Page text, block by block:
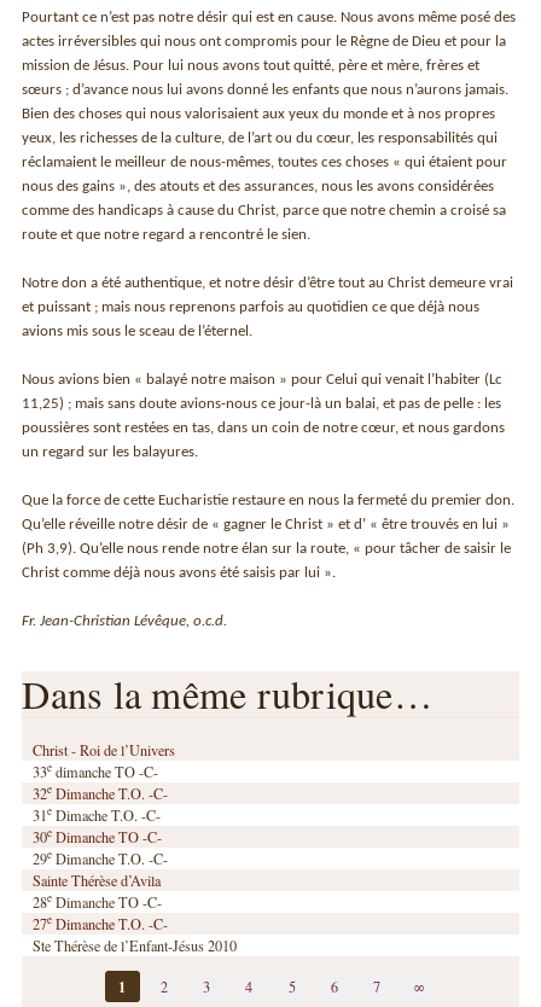
Pourtant ce n’est pas notre désir qui est en cause. Nous avons même posé des
actes irréversibles qui nous ont compromis pour le Règne de Dieu et pour la
mission de Jésus. Pour lui nous avons tout quitté, père et mère, frères et
sœurs ; d’avance nous lui avons donné les enfants que nous n’aurons jamais.
Bien des choses qui nous valorisaient aux yeux du monde et à nos propres
yeux, les richesses de la culture, de l’art ou du cœur, les responsabilités qui
réclamaient le meilleur de nous-mêmes, toutes ces choses « qui étaient pour
nous des gains », des atouts et des assurances, nous les avons considérées
comme des handicaps à cause du Christ, parce que notre chemin a croisé sa
route et que notre regard a rencontré le sien.
Notre don a été authentique, et notre désir d’être tout au Christ demeure vrai
et puissant ; mais nous reprenons parfois au quotidien ce que déjà nous
avions mis sous le sceau de l’éternel.
Nous avions bien « balayé notre maison » pour Celui qui venait l’habiter (Lc
11,25) ; mais sans doute avions-nous ce jour-là un balai, et pas de pelle : les
poussières sont restées en tas, dans un coin de notre cœur, et nous gardons
un regard sur les balayures.
Que la force de cette Eucharistie restaure en nous la fermeté du premier don.
Qu’elle réveille notre désir de « gagner le Christ » et d’ « être trouvés en lui »
(Ph 3,9). Qu’elle nous rende notre élan sur la route, « pour tâcher de saisir le
Christ comme déjà nous avons été saisis par lui ».
Fr. Jean-Christian Lévêque, o.c.d.
Dans la même rubrique…
Christ - Roi de l’Univers
33e dimanche TO -C-
32e Dimanche T.O. -C-
31e Dimache T.O. -C-
30e Dimanche TO -C-
29e Dimanche T.O. -C-
Sainte Thérèse d’Avila
28e Dimanche TO -C-
27e Dimanche T.O. -C-
Ste Thérèse de l’Enfant-Jésus 2010
1 2 3 4 5 6 7 ∞